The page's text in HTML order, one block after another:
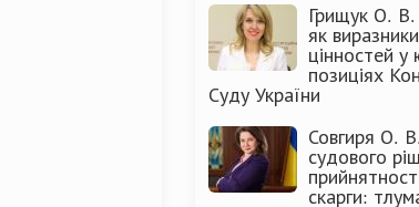
Грищук О.
як
цінностей
позиціях
Суду України
Совгиря О.
судового
скарги: